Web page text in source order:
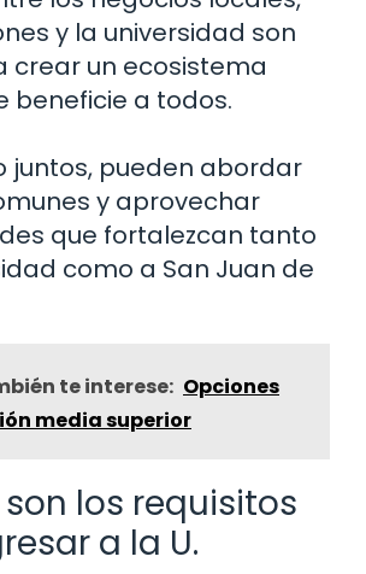
y la universidad son
crear un ecosistema
beneficie a todos.
juntos, pueden abordar
y aprovechar
que fortalezcan tanto
como a San Juan de
te interese: Opciones
media superior
los requisitos
a la U.